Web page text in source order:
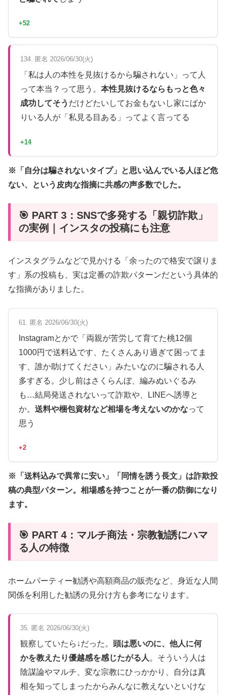
+52
134. 匿名 2026/06/30(火)
「私は人の本性を見抜けるから騙されない」って人
って本当？って思う。 本性見抜けるならもっと色々
成功してそう だけどたいしてお金もないし家にばか
りいる人が「私見る目ある」ってよく言ってる
+14
※「自分は騙されないタイプ」と思い込んでいる人ほど危
ない、という皮肉な指摘に共感の声多数でした。
🎯 PART 3：SNSで多発する「親切詐欺」
の実例｜インスタの投稿にも注意
インスタグラムなどで見かける「余ったので格安で譲りま
す」系の投稿も、実は定番の詐欺パターンだという具体的
な指摘がありました。
61. 匿名 2026/06/30(火)
Instagramとかで「両親が苦労して育てた桃12個
1000円で送料込です、たくさんあり過ぎて困ってま
す、誰か助けてください」みたいなのに騙される人
多すぎる。少し前はさくらんぼ、編みぬいぐるみ
も…結局発送されないって詐欺や、LINEへ誘導と
か。 送料や梱包資材など相場を考えないのかなって
思う
+2
※「送料込みで異常に安い」「同情を誘う長文」は詐欺投
稿の典型パターン。相場感を持つことが一番の防御になり
ます。
🎯 PART 4：マルチ商法・宗教勧誘にハマ
る人の特徴
ホームパーティー勧誘や高額商品の販売など、身近な人間
関係を利用した勧誘の見分け方も参考になります。
35. 匿名 2026/06/30(火)
観察していたら↓だった。 頭は悪いのに、他人に何
かを教えたり優越感を感じたがる人 。そういう人は
陰謀論やマルチ、変な宗教にひっかかり、自分は真
相を知ってしまったからみんなに教えないといけな